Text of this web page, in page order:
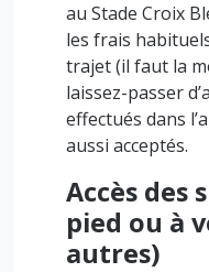
au Stade Croix
les frais
trajet (il faut la
laissez-passer
effectués dans
aussi acceptés.
Accès des
pied ou à
autres)